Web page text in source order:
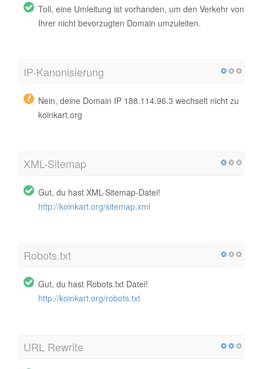
Toll, eine Umleitung ist vorhanden, um den Verkehr von
Ihrer nicht bevorzugten Domain umzuleiten.
IP-Kanonisierung
Nein, deine Domain IP 188.114.96.3 wechselt nicht zu
koinkart.org
XML-Sitemap
Gut, du hast XML-Sitemap-Datei!
http://koinkart.org/sitemap.xml
Robots.txt
Gut, du hast Robots.txt Datei!
http://koinkart.org/robots.txt
URL Rewrite